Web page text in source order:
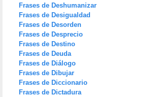
Frases de Deshumanizar
Frases de Desigualdad
Frases de Desorden
Frases de Desprecio
Frases de Destino
Frases de Deuda
Frases de Diálogo
Frases de Dibujar
Frases de Diccionario
Frases de Dictadura